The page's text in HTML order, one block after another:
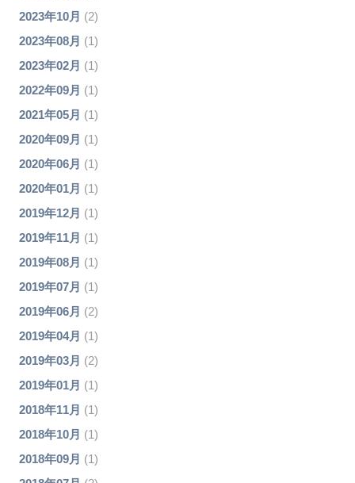
2023年10月 (2)
2023年08月 (1)
2023年02月 (1)
2022年09月 (1)
2021年05月 (1)
2020年09月 (1)
2020年06月 (1)
2020年01月 (1)
2019年12月 (1)
2019年11月 (1)
2019年08月 (1)
2019年07月 (1)
2019年06月 (2)
2019年04月 (1)
2019年03月 (2)
2019年01月 (1)
2018年11月 (1)
2018年10月 (1)
2018年09月 (1)